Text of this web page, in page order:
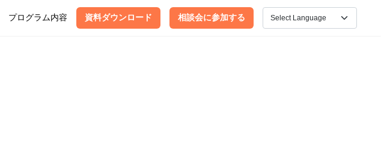
プログラム内容 資料ダウンロード 相談会に参加する